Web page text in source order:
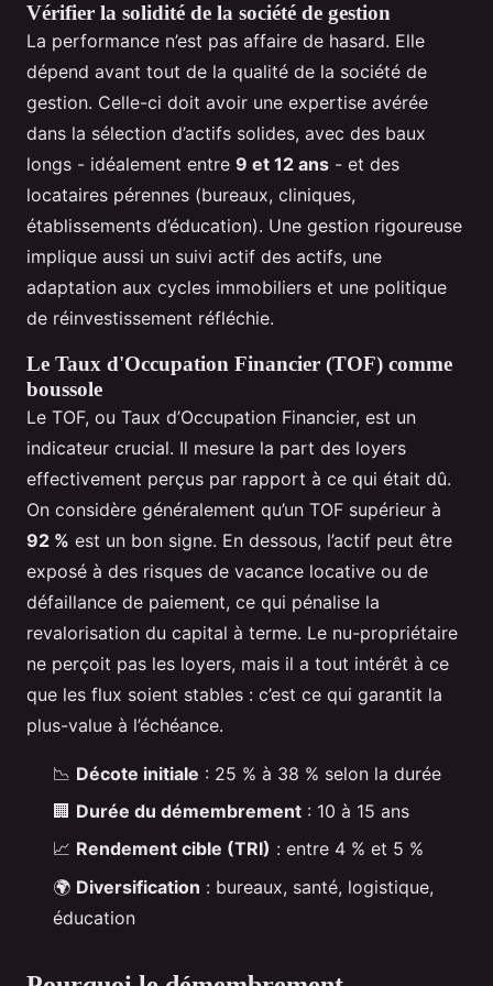
Vérifier la solidité de la société de gestion
La performance n’est pas affaire de hasard. Elle
dépend avant tout de la qualité de la société de
gestion. Celle-ci doit avoir une expertise avérée
dans la sélection d’actifs solides, avec des baux
longs - idéalement entre 9 et 12 ans - et des
locataires pérennes (bureaux, cliniques,
établissements d’éducation). Une gestion rigoureuse
implique aussi un suivi actif des actifs, une
adaptation aux cycles immobiliers et une politique
de réinvestissement réfléchie.
Le Taux d'Occupation Financier (TOF) comme
boussole
Le TOF, ou Taux d’Occupation Financier, est un
indicateur crucial. Il mesure la part des loyers
effectivement perçus par rapport à ce qui était dû.
On considère généralement qu’un TOF supérieur à
92 % est un bon signe. En dessous, l’actif peut être
exposé à des risques de vacance locative ou de
défaillance de paiement, ce qui pénalise la
revalorisation du capital à terme. Le nu-propriétaire
ne perçoit pas les loyers, mais il a tout intérêt à ce
que les flux soient stables : c’est ce qui garantit la
plus-value à l’échéance.
📉 Décote initiale : 25 % à 38 % selon la durée
🏢 Durée du démembrement : 10 à 15 ans
📈 Rendement cible (TRI) : entre 4 % et 5 %
🌍 Diversification : bureaux, santé, logistique,
éducation